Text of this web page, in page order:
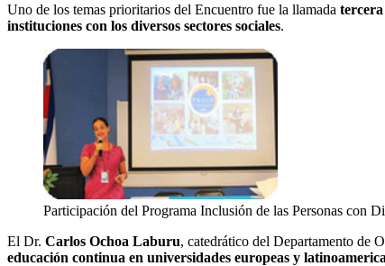
Uno de los temas prioritarios del Encuentro fue la llamada
instituciones con los diversos sectores sociales.
Participación del Programa Inclusión de las Personas con
El Dr. Carlos Ochoa Laburu, catedrático del Departamento de
educación continua en universidades europeas y